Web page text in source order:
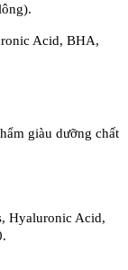
Acid, BHA,
giàu dưỡng chất
Hyaluronic Acid,